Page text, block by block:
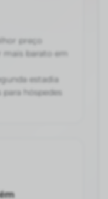
preço
mais barato em
estadia
hóspedes